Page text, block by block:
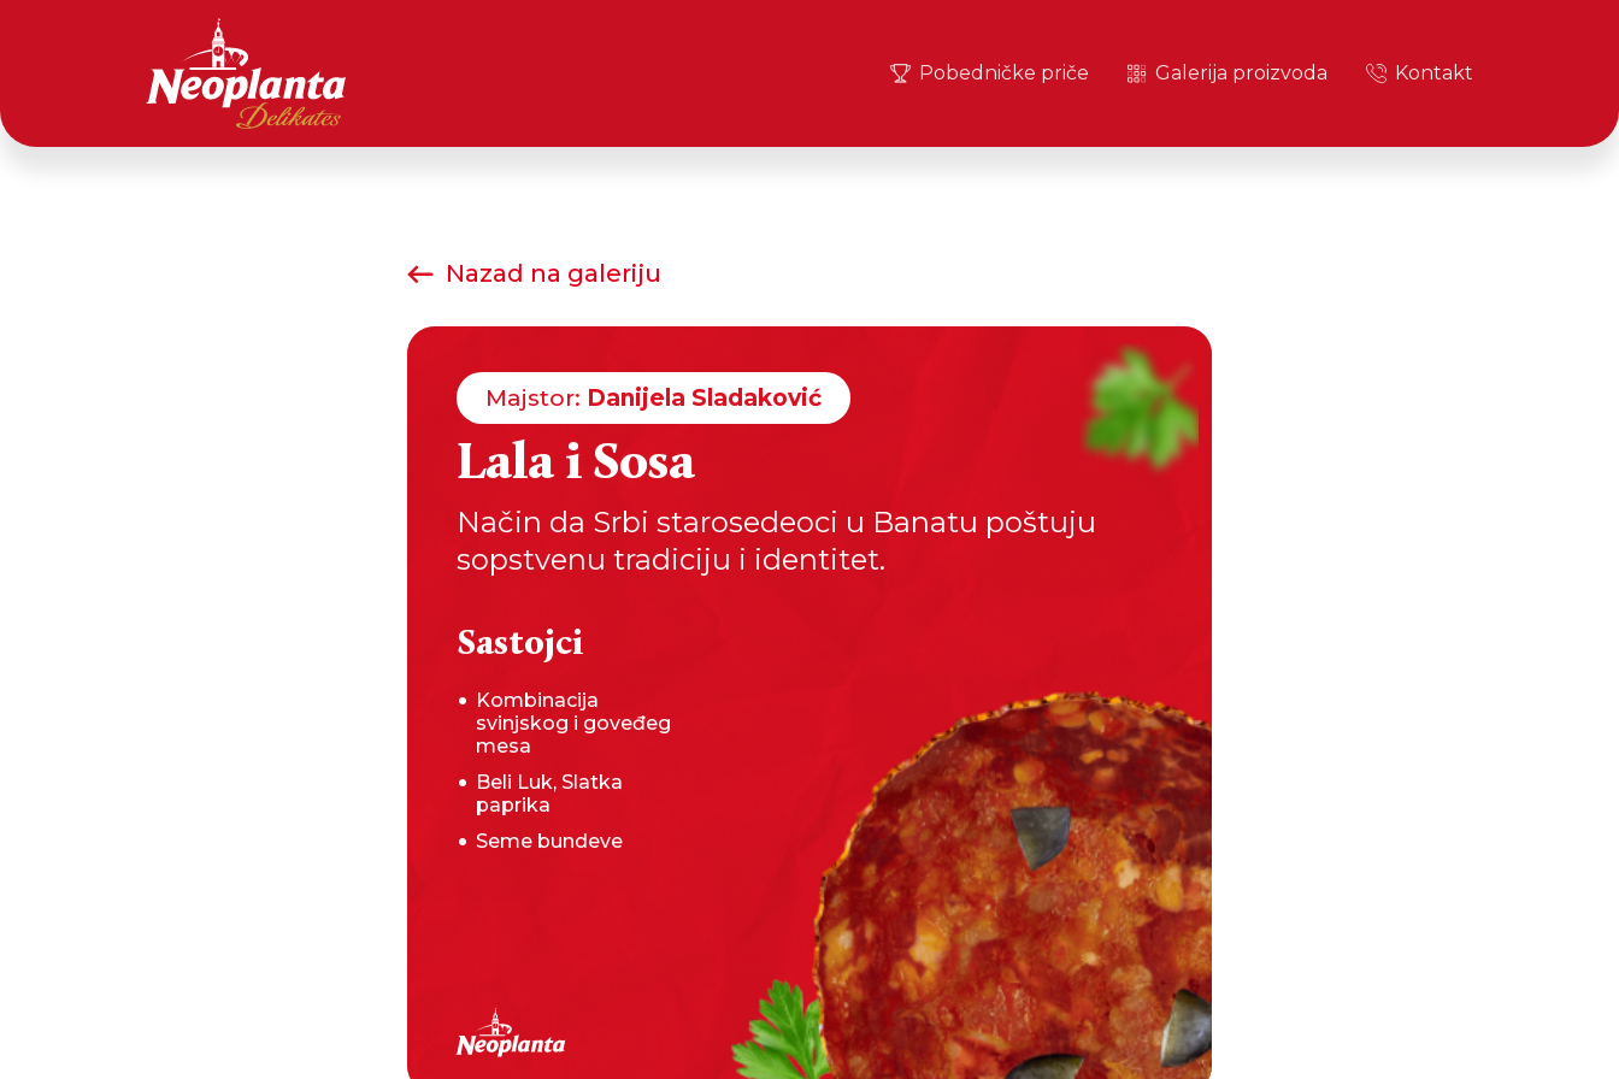
Pobedničke priče Galerija proizvoda Kontakt
Nazad na galeriju
Majstor: Danijela Sladaković
Lala i Sosa
Način da Srbi starosedeoci u Banatu poštuju
sopstvenu tradiciju i identitet.
Sastojci
Kombinacija
svinjskog i goveđeg
mesa
Beli Luk, Slatka
paprika
Seme bundeve